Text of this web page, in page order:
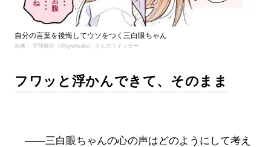
自分の言葉を後悔してウソをつく三白眼ちゃん
出典： 空翔俊介（@syunsuke）さんのツイッター
フワッと浮かんできて、そのまま
――三白眼ちゃんの心の声はどのようにして考え